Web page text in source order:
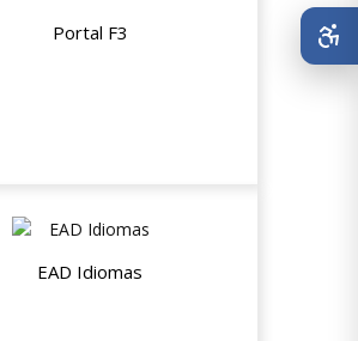
Portal F3
EAD Idiomas